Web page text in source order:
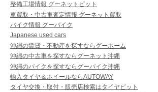
整備工場情報 グーネットピット
車買取・中古車査定情報 グーネット買取
バイク情報 グーバイク
Japanese used cars
沖縄の賃貸・不動産を探すならグーホーム
沖縄の中古車を探すならグーネット沖縄
沖縄のバイクを探すならグーバイク沖縄
輸入タイヤ＆ホイールならAUTOWAY
タイヤ交換・取付・販売店検索はタイヤピット